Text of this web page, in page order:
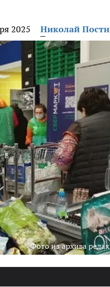
2025 Николай
Фото из архива